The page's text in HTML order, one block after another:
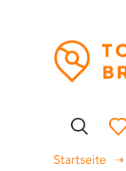
Startseite